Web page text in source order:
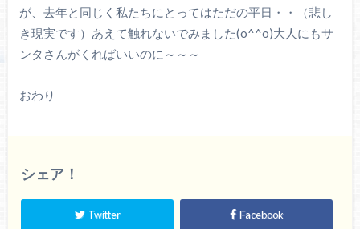
が、去年と同じく私たちにとってはただの平日・・（悲し
き現実です）あえて触れないでみました(o^^o)大人にもサ
ンタさんがくればいいのに～～～
おわり
シェア！
Twitter Facebook